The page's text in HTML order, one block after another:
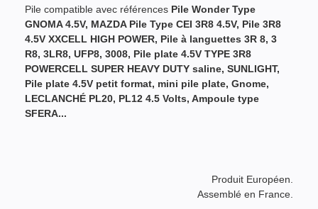
Pile compatible avec références Pile Wonder Type
GNOMA 4.5V, MAZDA Pile Type CEI 3R8 4.5V, Pile 3R8
4.5V XXCELL HIGH POWER, Pile à languettes 3R 8, 3
R8, 3LR8, UFP8, 3008, Pile plate 4.5V TYPE 3R8
POWERCELL SUPER HEAVY DUTY saline, SUNLIGHT,
Pile plate 4.5V petit format, mini pile plate, Gnome,
LECLANCHÉ PL20, PL12 4.5 Volts, Ampoule type
SFERA...
Produit Européen.
Assemblé en France.